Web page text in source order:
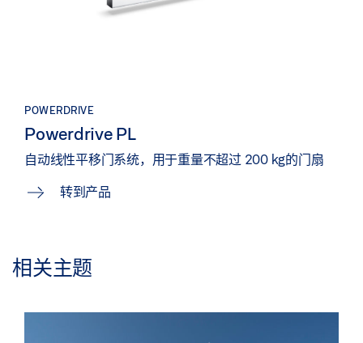
POWERDRIVE
Powerdrive PL
自动线性平移门系统，用于重量不超过 200 kg的门扇
转到产品
相关主题